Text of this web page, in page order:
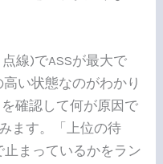
線)でASSが最大で
い状態なのがわかり
確認して何が原因で
ます。「上位の待
まっているかをラン